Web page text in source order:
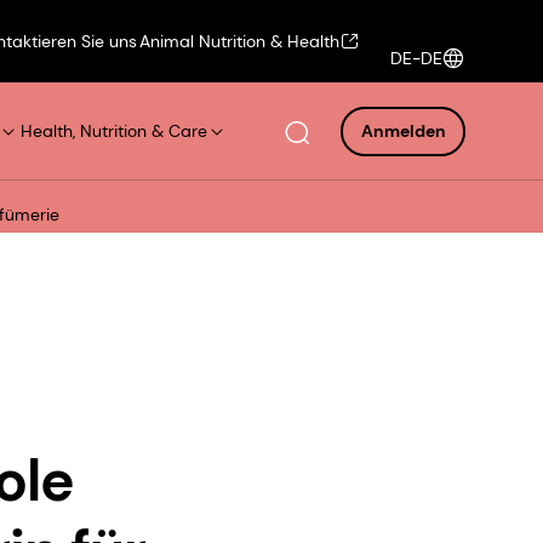
Sie unsAnimal Nutrition & Health
DE-DE
Health, Nutrition & Care Anmelden